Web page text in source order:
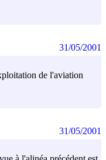
de l'aviation
31/05/2001
31/05/2001